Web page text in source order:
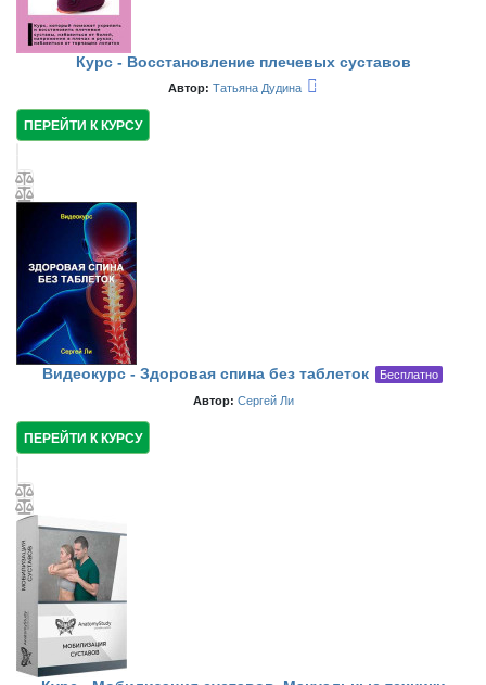
Курс - Восстановление плечевых суставов
Автор: Татьяна Дудина
ПЕРЕЙТИ К КУРСУ
Видеокурс - Здоровая спина без таблеток
Бесплатно
Автор: Сергей Ли
ПЕРЕЙТИ К КУРСУ